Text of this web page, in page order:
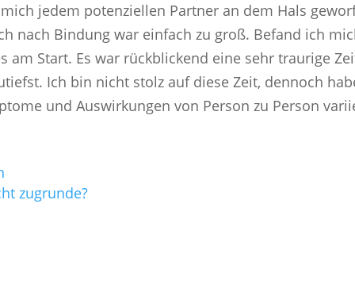
jedem potenziellen Partner an dem Hals
nach Bindung war einfach zu groß. Befand ich
am Start. Es war rückblickend eine sehr traurige
Ich bin nicht stolz auf diese Zeit, dennoch
und Auswirkungen von Person zu Person
zugrunde?